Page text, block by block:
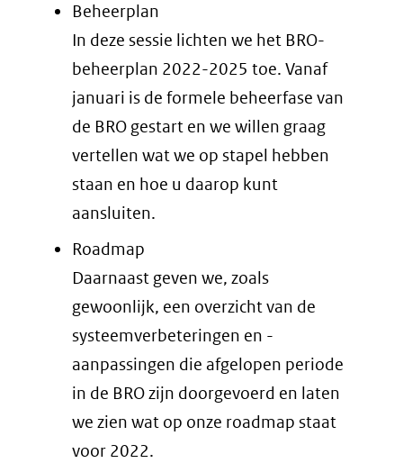
Beheerplan
In deze sessie lichten we het BRO-
beheerplan 2022-2025 toe. Vanaf
januari is de formele beheerfase van
de BRO gestart en we willen graag
vertellen wat we op stapel hebben
staan en hoe u daarop kunt
aansluiten.
Roadmap
Daarnaast geven we, zoals
gewoonlijk, een overzicht van de
systeemverbeteringen en -
aanpassingen die afgelopen periode
in de BRO zijn doorgevoerd en laten
we zien wat op onze roadmap staat
voor 2022.